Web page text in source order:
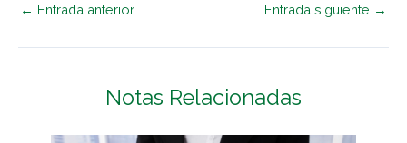
← Entrada anterior Entrada siguiente →
Notas Relacionadas